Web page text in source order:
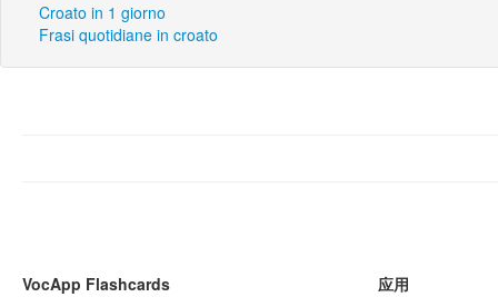
Croato in 1 giorno
Frasi quotidiane in croato
VocApp Flashcards
应用